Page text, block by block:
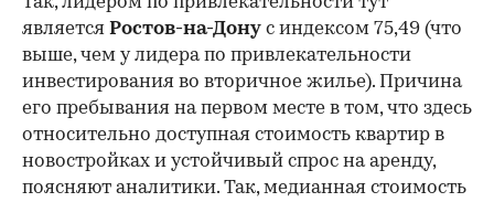
является Ростов-на-Дону с индексом 75,49 (что
выше, чем у лидера по привлекательности
инвестирования во вторичное жилье). Причина
его пребывания на первом месте в том, что здесь
относительно доступная стоимость квартир в
новостройках и устойчивый спрос на аренду,
поясняют аналитики. Так, медианная стоимость